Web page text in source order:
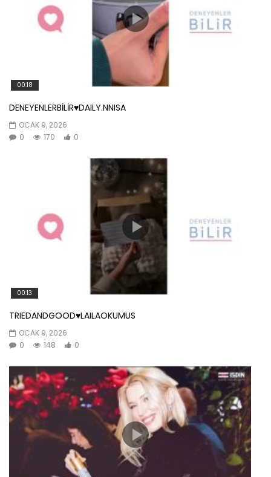
00:18
DENEYENLERBİLİR♥️DAILY.NNISA
OCAK 9, 2026
0
170 0
00:13
TRIEDANDGOOD♥️LAILAOKUMUS
OCAK 9, 2026
0
148 0